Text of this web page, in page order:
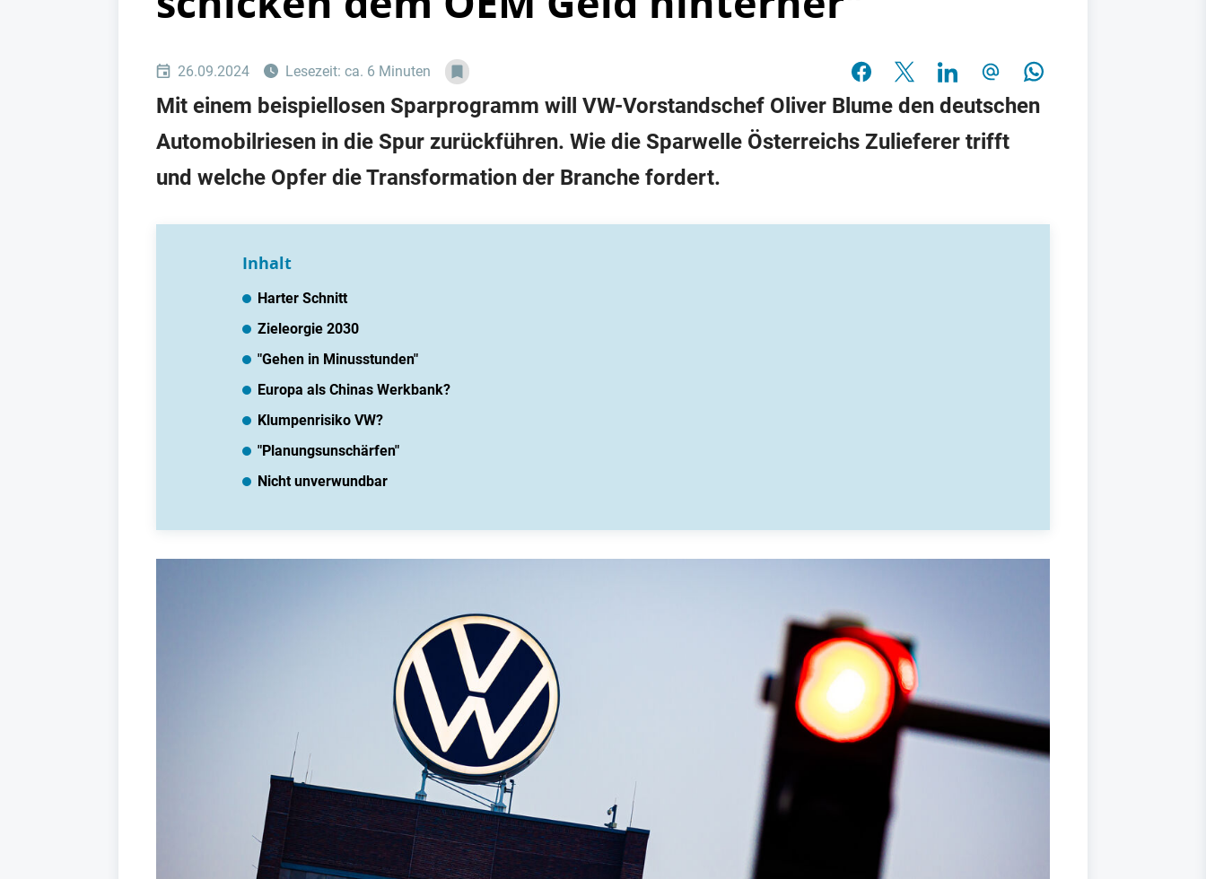
26.09.2024 Lesezeit: ca. 6 Minuten
Mit einem beispiellosen Sparprogramm will VW-Vorstandschef Oliver Blume den deutschen
Automobilriesen in die Spur zurückführen. Wie die Sparwelle Österreichs Zulieferer trifft
und welche Opfer die Transformation der Branche fordert.
Inhalt
Harter Schnitt
Zieleorgie 2030
"Gehen in Minusstunden"
Europa als Chinas Werkbank?
Klumpenrisiko VW?
"Planungsunschärfen"
Nicht unverwundbar